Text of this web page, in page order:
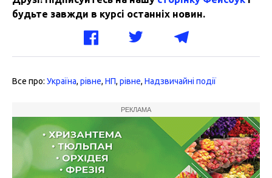
будьте завжди в курсі останніх новин.
Все про: Україна, рівне, НП, рівне, Надзвичайні події
РЕКЛАМА